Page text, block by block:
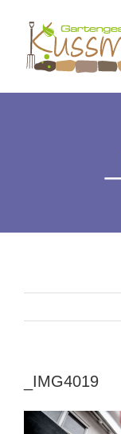
Inhalt
springen
_IMG4019